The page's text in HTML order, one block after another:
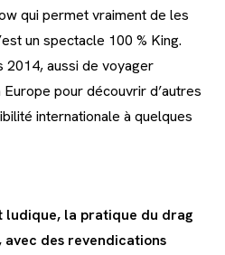
qui permet vraiment de les
un spectacle 100 % King.
2014, aussi de voyager
pour découvrir d’autres
internationale à quelques
la pratique du drag
des revendications